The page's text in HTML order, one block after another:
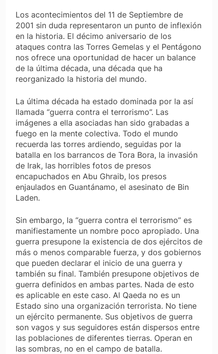
Los acontecimientos del 11 de Septiembre de
2001 sin duda representaron un punto de inflexión
en la historia. El décimo aniversario de los
ataques contra las Torres Gemelas y el Pentágono
nos ofrece una oportunidad de hacer un balance
de la última década, una década que ha
reorganizado la historia del mundo.
La última década ha estado dominada por la así
llamada “guerra contra el terrorismo”. Las
imágenes a ella asociadas han sido grabadas a
fuego en la mente colectiva. Todo el mundo
recuerda las torres ardiendo, seguidas por la
batalla en los barrancos de Tora Bora, la invasión
de Irak, las horribles fotos de presos
encapuchados en Abu Ghraib, los presos
enjaulados en Guantánamo, el asesinato de Bin
Laden.
Sin embargo, la “guerra contra el terrorismo” es
manifiestamente un nombre poco apropiado. Una
guerra presupone la existencia de dos ejércitos de
más o menos comparable fuerza, y dos gobiernos
que pueden declarar el inicio de una guerra y
también su final. También presupone objetivos de
guerra definidos en ambas partes. Nada de esto
es aplicable en este caso. Al Qaeda no es un
Estado sino una organización terrorista. No tiene
un ejército permanente. Sus objetivos de guerra
son vagos y sus seguidores están dispersos entre
las poblaciones de diferentes tierras. Operan en
las sombras, no en el campo de batalla.